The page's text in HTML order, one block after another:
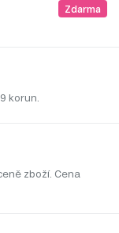
Zdarma
korun.
zboží. Cena